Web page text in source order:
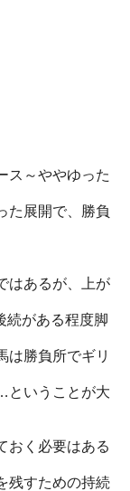
ス～ややゆった
た展開で、勝負
はあるが、上が
続がある程度脚
は勝負所でギリ
ということが大
おく必要はある
残すための持続